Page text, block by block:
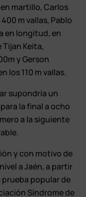
martillo, Carlos
m vallas, Pablo
en longitud, en
Keita,
y Gerson
los 110 m vallas.
supondría un
la final a ocho
a la siguiente
y con motivo de
a Jaén, a partir
prueba popular de
Síndrome de